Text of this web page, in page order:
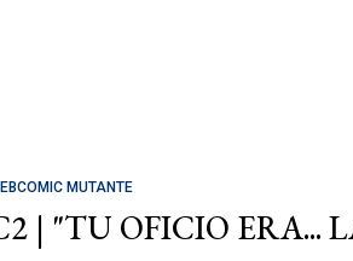
MUTANTE
| "TU OFICIO ERA...